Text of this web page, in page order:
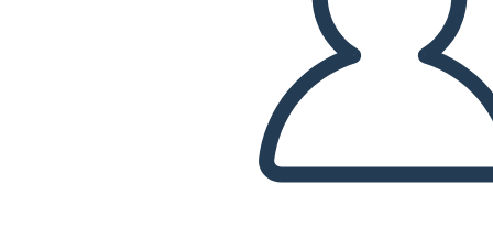
DIASHOW ABSPIELEN
LIES MIR VOR